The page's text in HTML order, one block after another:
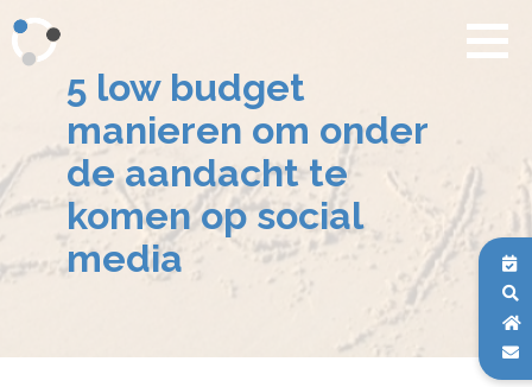
5 low budget
manieren om onder
de aandacht te
komen op social
media